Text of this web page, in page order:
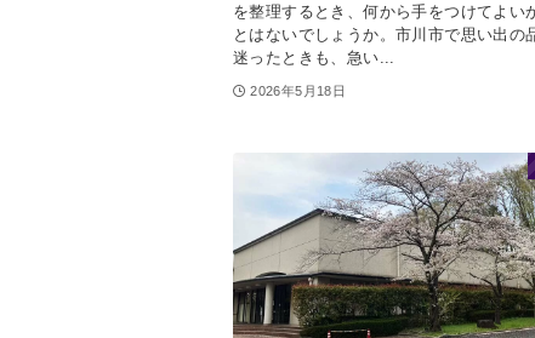
を整理するとき、何から手をつけてよい
とはないでしょうか。市川市で思い出の
迷ったときも、急い...
2026年5月18日